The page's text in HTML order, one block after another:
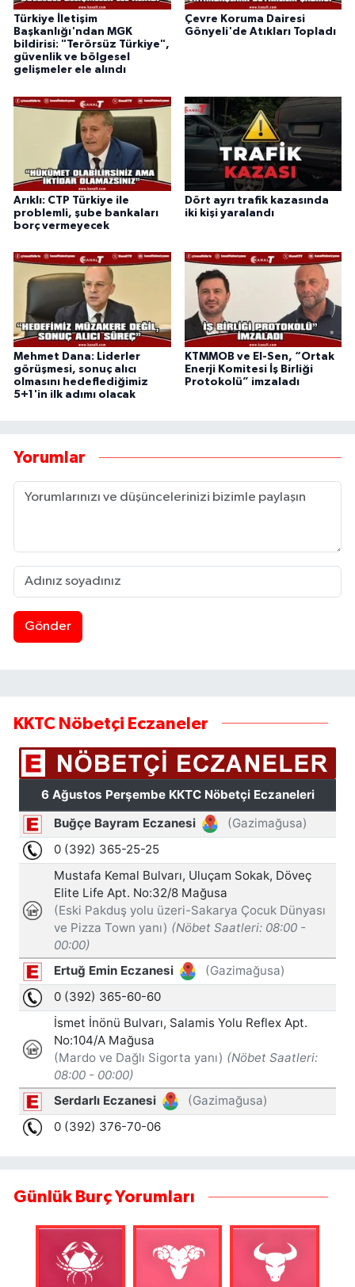
Türkiye İletişim
Başkanlığı'ndan MGK
bildirisi: "Terörsüz Türkiye",
güvenlik ve bölgesel
gelişmeler ele alındı
Çevre Koruma Dairesi
Gönyeli'de Atıkları Topladı
Arıklı: CTP Türkiye ile
problemli, şube bankaları
borç vermeyecek
Dört ayrı trafik kazasında
iki kişi yaralandı
Mehmet Dana: Liderler
görüşmesi, sonuç alıcı
olmasını hedeflediğimiz
5+1'in ilk adımı olacak
KTMMOB ve El-Sen, “Ortak
Enerji Komitesi İş Birliği
Protokolü” imzaladı
Yorumlar
Gönder
KKTC Nöbetçi Eczaneler
Günlük Burç Yorumları